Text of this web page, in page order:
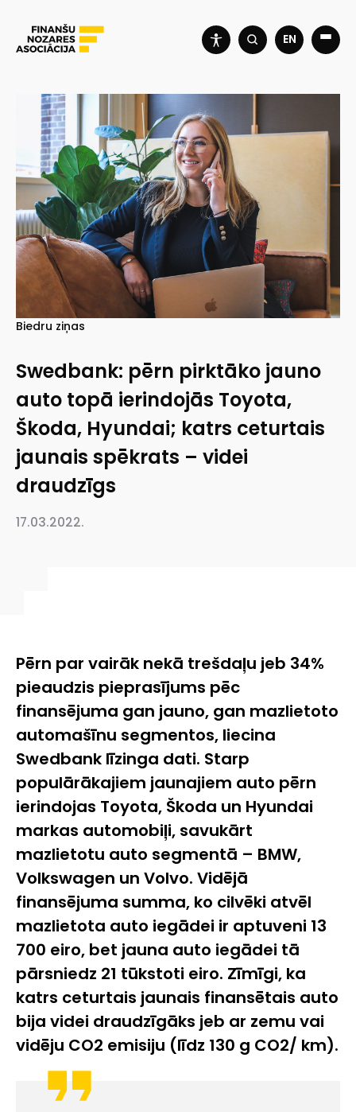
EN
Biedru ziņas
Swedbank: pērn pirktāko jauno
auto topā ierindojās Toyota,
Škoda, Hyundai; katrs ceturtais
jaunais spēkrats – videi
draudzīgs
17.03.2022.
Pērn par vairāk nekā trešdaļu jeb 34%
pieaudzis pieprasījums pēc
finansējuma gan jauno, gan mazlietoto
automašīnu segmentos, liecina
Swedbank līzinga dati. Starp
populārākajiem jaunajiem auto pērn
ierindojas Toyota, Škoda un Hyundai
markas automobiļi, savukārt
mazlietotu auto segmentā – BMW,
Volkswagen un Volvo. Vidējā
finansējuma summa, ko cilvēki atvēl
mazlietota auto iegādei ir aptuveni 13
700 eiro, bet jauna auto iegādei tā
pārsniedz 21 tūkstoti eiro. Zīmīgi, ka
katrs ceturtais jaunais finansētais auto
bija videi draudzīgāks jeb ar zemu vai
vidēju CO2 emisiju (līdz 130 g CO2/ km).